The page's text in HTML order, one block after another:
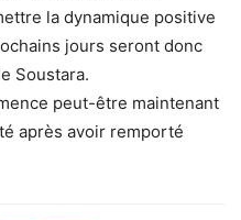
la dynamique positive
jours seront donc
Soustara.
peut-être maintenant
après avoir remporté